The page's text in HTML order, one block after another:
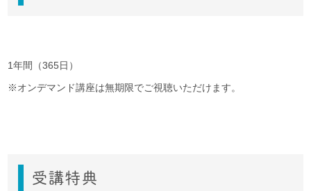
1年間（365日）
※オンデマンド講座は無期限でご視聴いただけます。
受講特典